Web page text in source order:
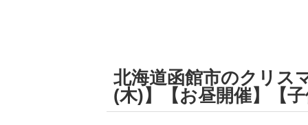
北海道函館市のクリス
(木)】【お昼開催】【